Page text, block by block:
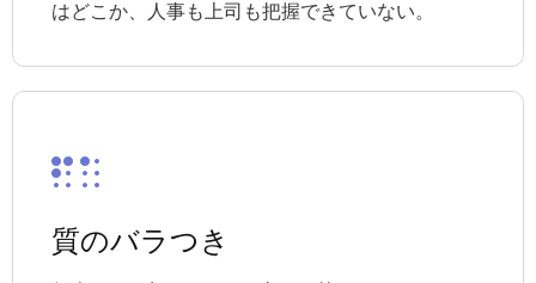
はどこか、人事も上司も把握できていない。
質のバラつき